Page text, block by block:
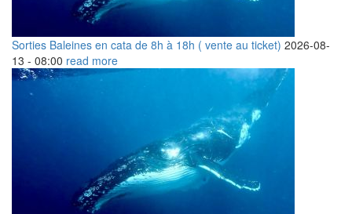
Sorties Baleines en cata de 8h à 18h ( vente au ticket) 2026-08-
13 - 08:00 read more